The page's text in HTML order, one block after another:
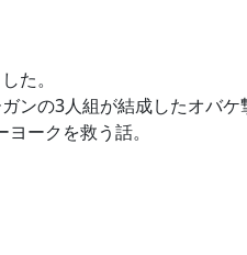
た。
ンの3人組が結成したオバ
ークを救う話。